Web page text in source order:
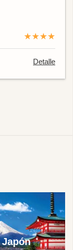
★★★★
Detalle
Japón